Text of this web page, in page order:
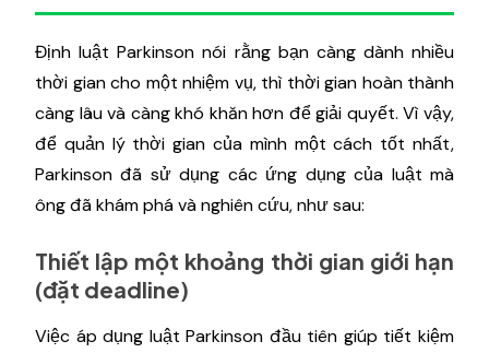
Định luật Parkinson nói rằng bạn càng dành nhiều
thời gian cho một nhiệm vụ, thì thời gian hoàn thành
càng lâu và càng khó khăn hơn để giải quyết. Vì vậy,
để quản lý thời gian của mình một cách tốt nhất,
Parkinson đã sử dụng các ứng dụng của luật mà
ông đã khám phá và nghiên cứu, như sau:
Thiết lập một khoảng thời gian giới hạn
(đặt deadline)
Việc áp dụng luật Parkinson đầu tiên giúp tiết kiệm